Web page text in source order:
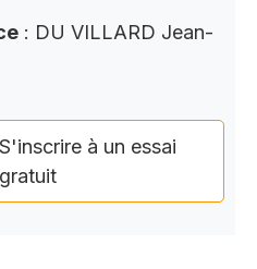
: DU VILLARD Jean-
S'inscrire à un essai
gratuit